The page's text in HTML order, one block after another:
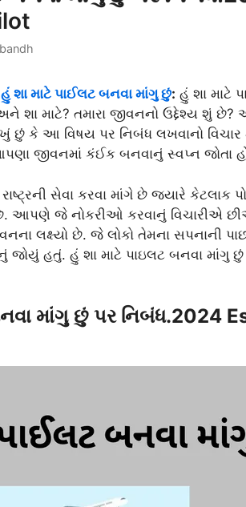
હું શા માટે પાઈલટ બનવા માંગુ છું: હું શા માટે
શા માટે? તમારા જીવનનો ઉદ્દેશ્ય શું છે? આ
કે આ વિષય પર નિબંધ લખવાનો વિચાર
જીવનમાં કંઈક બનવાનું સ્વપ્ન જોતા
સેવા કરવા માંગે છે જ્યારે કેટલાક
આપણે જે નોકરીઓ કરવાનું વિચારીએ
લક્ષ્યો છે. જે લોકો તેમના સપનાની
જોયું હતું. હું શા માટે પાઇલટ બનવા માંગુ
માંગુ છું પર નિબંધ.2024